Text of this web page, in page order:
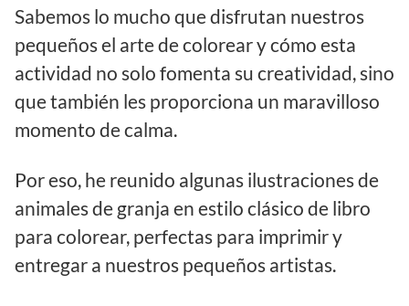
Sabemos lo mucho que disfrutan nuestros
pequeños el arte de colorear y cómo esta
actividad no solo fomenta su creatividad, sino
que también les proporciona un maravilloso
momento de calma.
Por eso, he reunido algunas ilustraciones de
animales de granja en estilo clásico de libro
para colorear, perfectas para imprimir y
entregar a nuestros pequeños artistas.